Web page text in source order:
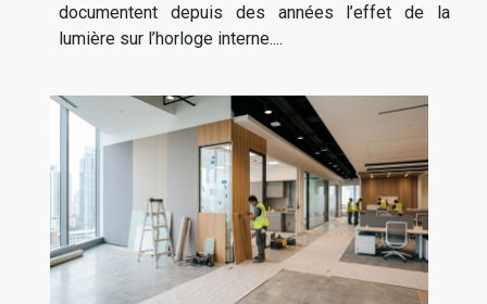
documentent depuis des années l’effet de la
lumière sur l’horloge interne....